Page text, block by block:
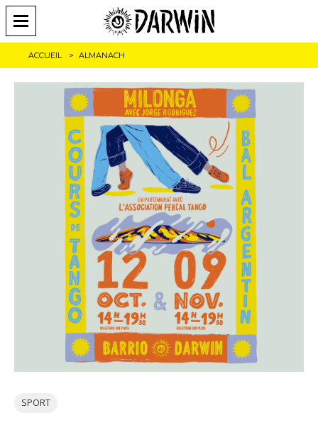
ACCUEIL ALMANACH
SPORT